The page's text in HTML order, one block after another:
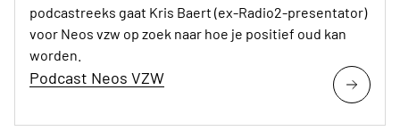
podcastreeks gaat Kris Baert (ex-Radio2-presentator)
voor Neos vzw op zoek naar hoe je positief oud kan
worden.
Podcast Neos VZW